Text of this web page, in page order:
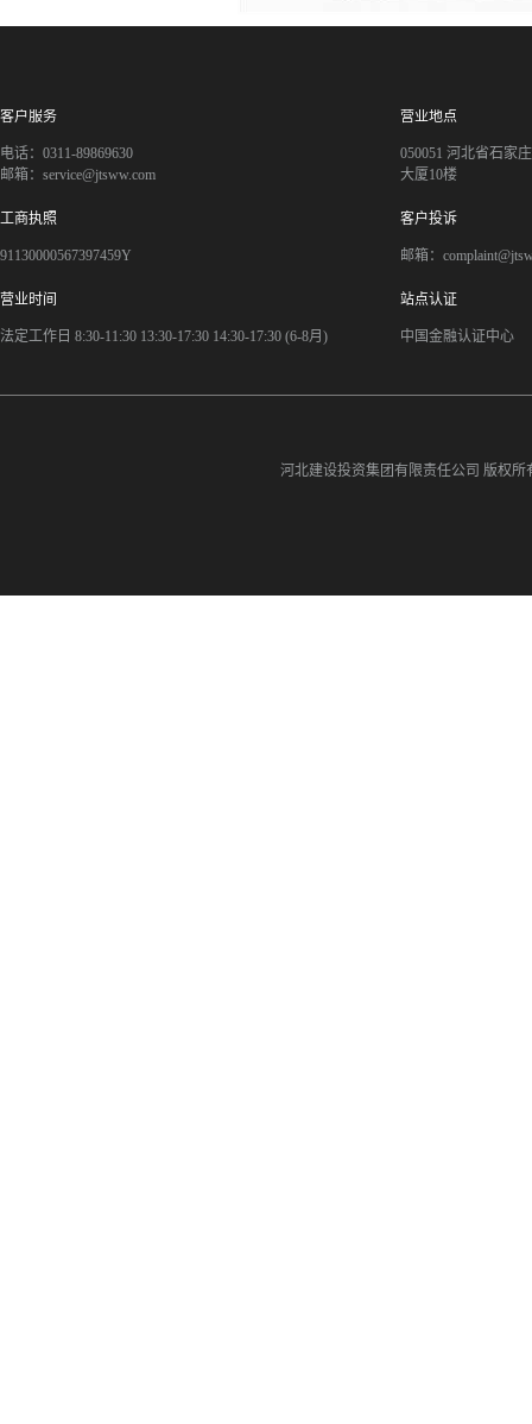
客户服务
电话：0311-89869630
邮箱：service@jtsww.com
营业地点
050051 河北省石家
大厦10楼
工商执照
91130000567397459Y
客户投诉
邮箱：
营业时间
法定工作日 8:30-11:30 13:30-17:30 14:30-17:30 (6-8月)
站点认证
中国金融认证中心
河北建设投资集团有限责任公司 版权所